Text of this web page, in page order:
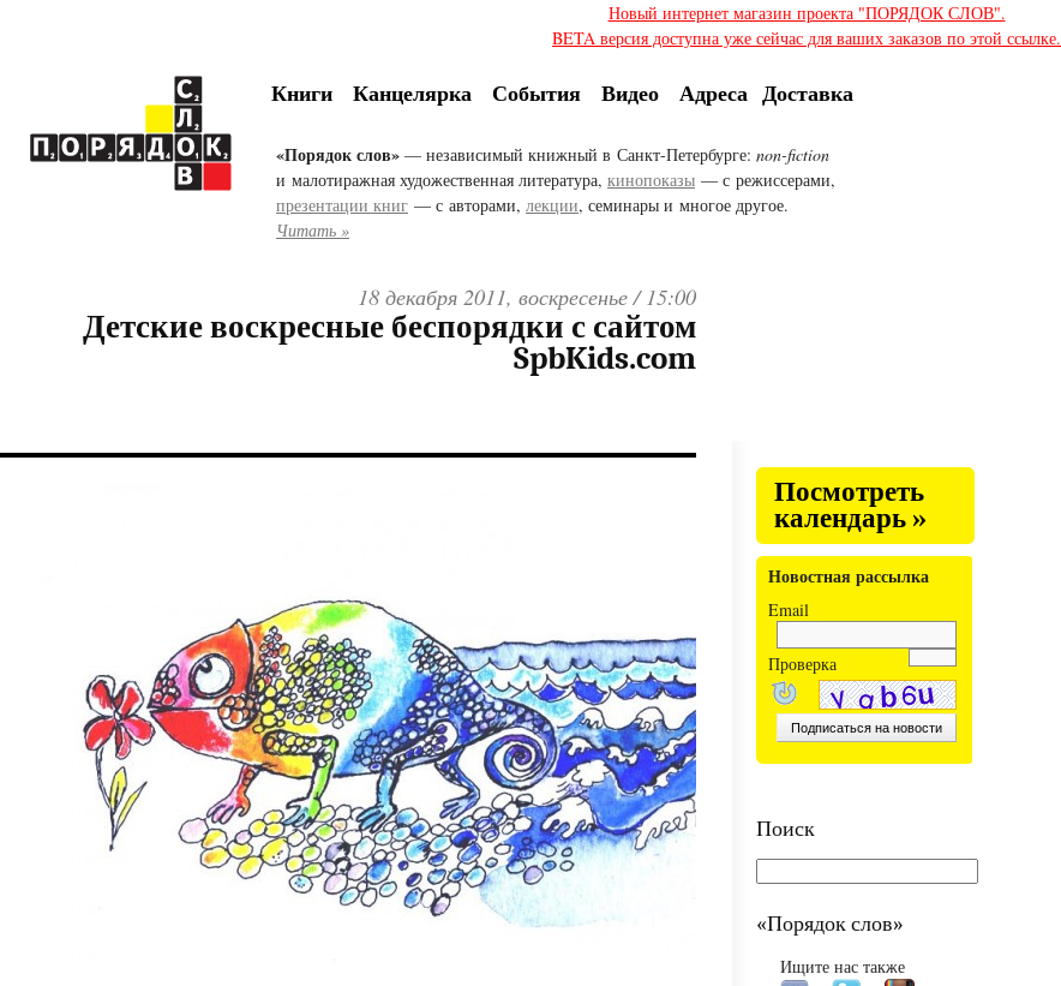
Новый интернет магазин проекта "ПОРЯДОК СЛОВ".
BETA версия доступна уже сейчас для ваших заказов по этой ссылке.
Книги Канцелярка События Видео Адреса Доставка
«Порядок слов» — независимый книжный в Санкт-Петербурге: non-fiction
и малотиражная художественная литература, кинопоказы — с режиссерами,
презентации книг — с авторами, лекции, семинары и многое другое.
Читать »
18 декабря 2011, воскресенье /15:00
Детские воскресные беспорядки с сайтом
SpbKids.com
Посмотреть
календарь »
Новостная рассылка
Email
Проверка
Поиск
«Порядок слов»
Ищите нас также